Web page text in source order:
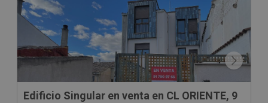
Edificio Singular en venta en CL ORIENTE, 9